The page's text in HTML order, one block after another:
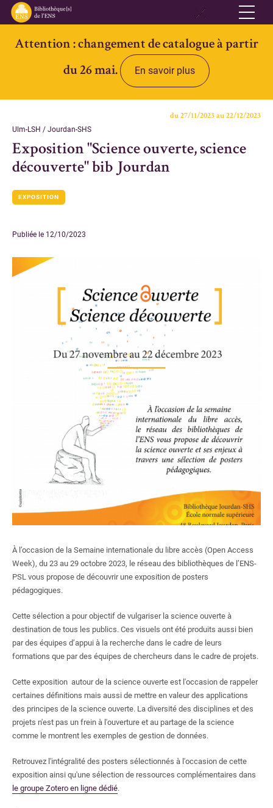
Réseau
Qui sommes-nous
Informations pratiques
Accès ouvert
Bibliothèque des Lettres et Sciences humaines et sociales Ulm-
Centre documentaire du CAPHÉS
Bibliothèque de l'Institut des textes et manuscrits modernes
Bibliothèque de mathématiques et informatique
Bibliothèque des Sciences expérimentales
Bibliothèque de l'agrégation physique et chimie
Bibliothèque de physique théorique
Formations
Ressources électroniques
S'inscrire, se réinscrire
Nous soutenir
Attention : changement de catalogue à partir
du 26 mai.
En savoir plus
du 27/11/2023 au 22/12/2023
Ulm-LSH / Jourdan-SHS
Exposition "Science ouverte, science
découverte" bib Jourdan
EXPOSITION
Publiée le 12/10/2023
À l’occasion de la Semaine internationale du libre accès (Open Access
Week), du 23 au 29 octobre 2023, le réseau des bibliothèques de l’ENS-
PSL vous propose de découvrir une exposition de posters
pédagogiques.
Cette sélection a pour objectif de vulgariser la science ouverte à
destination de tous les publics. Ces visuels ont été produits aussi bien
par des équipes d’appui à la recherche dans le cadre de leurs
formations que par des équipes de chercheurs dans le cadre de projets.
Cette exposition autour de la science ouverte est l'occasion de rappeler
certaines définitions mais aussi de mettre en valeur des applications
des principes de la science ouverte. La diversité des disciplines et des
projets n'est pas un frein à l'ouverture et au partage de la science
comme le montrent les exemples de gestion de données.
Retrouvez l'intégralité des posters sélectionnés à l'occasion de cette
exposition ainsi qu'une sélection de ressources complémentaires dans
le groupe Zotero en ligne dédié.